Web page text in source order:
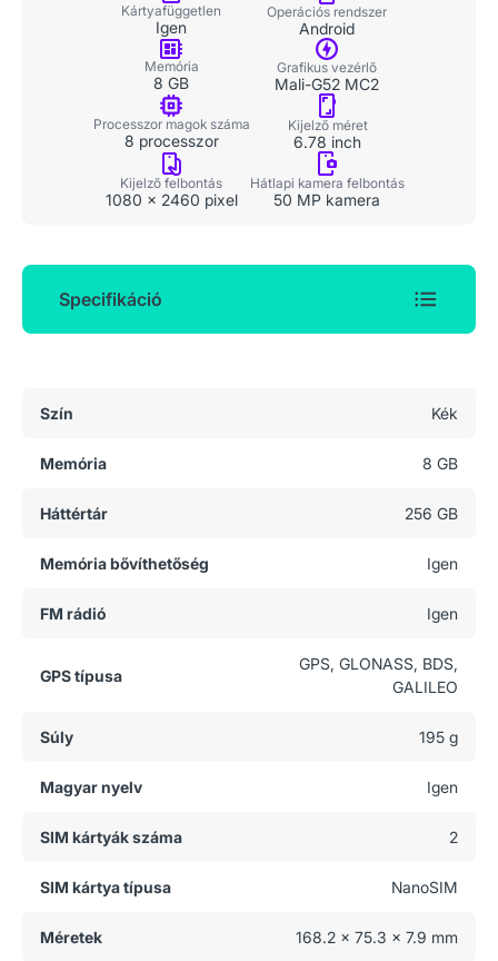
Kártyafüggetlen
Igen
Operációs rendszer
Android
Memória
8 GB
Grafikus vezérlő
Mali-G52 MC2
Processzor magok száma
8 processzor
Kijelző méret
6.78 inch
Kijelző felbontás
1080 x 2460 pixel
Hátlapi kamera felbontás
50 MP kamera
Specifikáció
Szín Kék
Memória 8 GB
Háttértár 256 GB
Memória bővíthetőség Igen
FM rádió Igen
GPS típusa
GPS, GLONASS, BDS,
GALILEO
Súly 195 g
Magyar nyelv Igen
SIM kártyák száma 2
SIM kártya típusa NanoSIM
Méretek 168.2 x 75.3 x 7.9 mm